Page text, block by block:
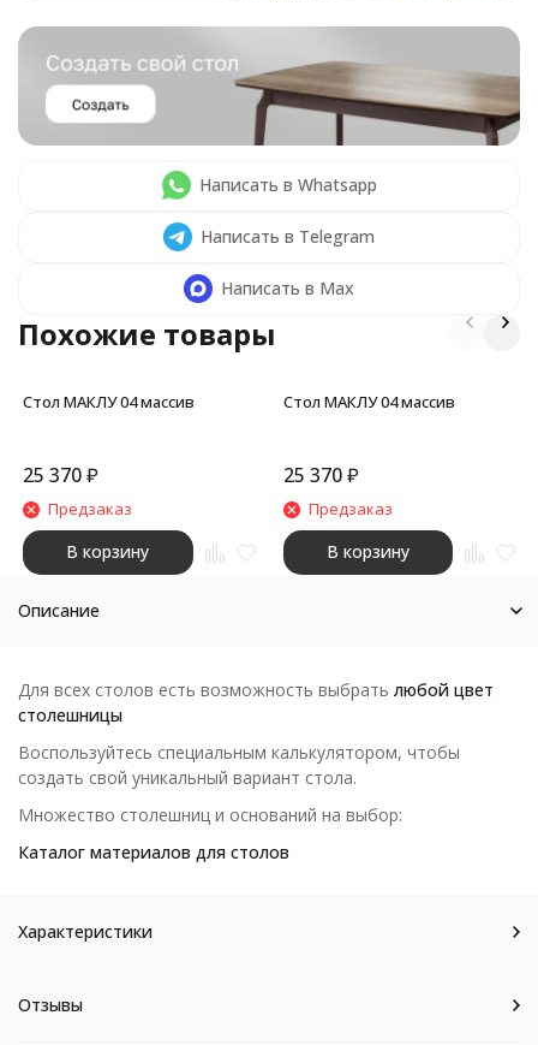
Написать в Whatsapp
Написать в Telegram
Написать в Max
Похожие товары
Стол МАКЛУ 04 массив
25 370₽
Предзаказ
В корзину
Стол МАКЛУ 04 массив
25 370 ₽
Предзаказ
В корзину
Описание
Для всех столов есть возможность выбрать любой цвет
столешницы
Воспользуйтесь специальным калькулятором, чтобы
создать свой уникальный вариант стола.
Множество столешниц и оснований на выбор:
Каталог материалов для столов
Характеристики
Отзывы